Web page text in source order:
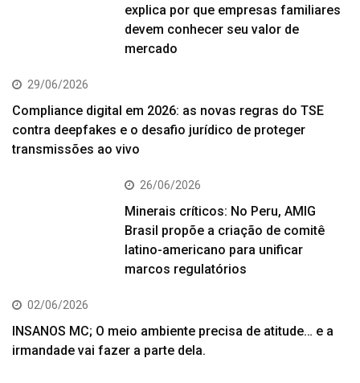
explica por que empresas familiares
devem conhecer seu valor de
mercado
29/06/2026
Compliance digital em 2026: as novas regras do TSE
contra deepfakes e o desafio jurídico de proteger
transmissões ao vivo
26/06/2026
Minerais críticos: No Peru, AMIG
Brasil propõe a criação de comitê
latino-americano para unificar
marcos regulatórios
02/06/2026
INSANOS MC; O meio ambiente precisa de atitude… e a
irmandade vai fazer a parte dela.